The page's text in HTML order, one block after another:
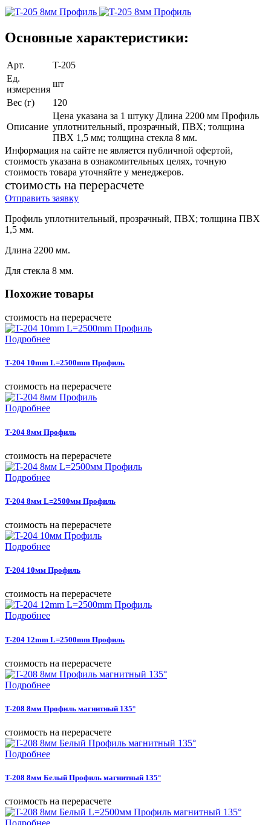
Основные характеристики:
Арт.
T-205
Ед.
измерения
шт
Вес (г)
120
Описание
Цена указана за 1 штуку Длина 2200 мм Профиль
уплотнительный, прозрачный, ПВХ; толщина
ПВХ 1,5 мм; толщина стекла 8 мм.
Информация на сайте не является публичной офертой,
стоимость указана в ознакомительных целях, точную
стоимость товара уточняйте у менеджеров.
cтоимость на перерасчете
Отправить заявку
Профиль уплотнительный, прозрачный, ПВХ; толщина ПВХ
1,5 мм.
Длина 2200 мм.
Для стекла 8 мм.
Похожие товары
cтоимость на перерасчете
Подробнее
T-204 10mm L=2500mm Профиль
cтоимость на перерасчете
Подробнее
T-204 8мм Профиль
cтоимость на перерасчете
Подробнее
T-204 8мм L=2500мм Профиль
cтоимость на перерасчете
Подробнее
T-204 10мм Профиль
cтоимость на перерасчете
Подробнее
T-204 12mm L=2500mm Профиль
cтоимость на перерасчете
Подробнее
T-208 8мм Профиль магнитный 135°
cтоимость на перерасчете
Подробнее
T-208 8мм Белый Профиль магнитный 135°
cтоимость на перерасчете